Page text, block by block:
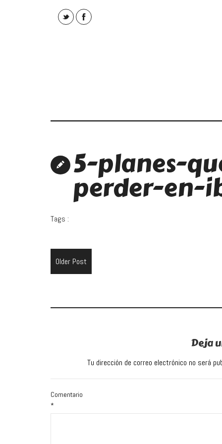
5-planes-
perder-en-
Tags :
Older Post
Deja
Tu dirección de correo electrónico no será
Comentario
*